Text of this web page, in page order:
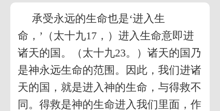
承受永远的生命也是‘进入生
命，’（太十九17，）进入生命意即进
诸天的国。（太十九23。）诸天的国乃
是神永远生命的范围。因此，我们进诸
天的国，就是进入神的生命，与得救不
同。得救是神的生命进入我们里面，作